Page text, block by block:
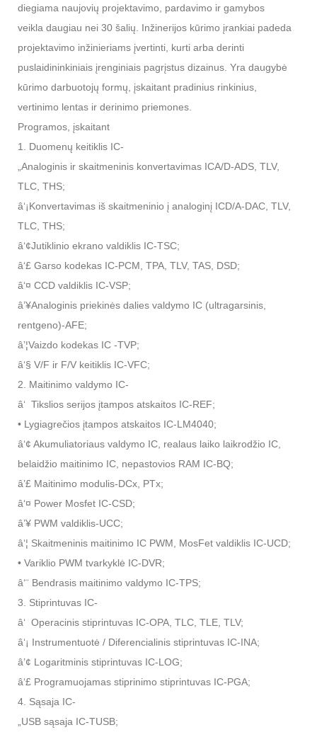
diegiama naujovių projektavimo, pardavimo ir gamybos
veikla daugiau nei 30 šalių. Inžinerijos kūrimo įrankiai padeda
projektavimo inžinieriams įvertinti, kurti arba derinti
puslaidininkiniais įrenginiais pagrįstus dizainus. Yra daugybė
kūrimo darbuotojų formų, įskaitant pradinius rinkinius,
vertinimo lentas ir derinimo priemones.
Programos, įskaitant
1. Duomenų keitiklis IC-
„Analoginis ir skaitmeninis konvertavimas ICA/D-ADS, TLV,
TLC, THS;
â‘¡Konvertavimas iš skaitmeninio į analoginį ICD/A-DAC, TLV,
TLC, THS;
â‘¢Jutiklinio ekrano valdiklis IC-TSC;
â‘£ Garso kodekas IC-PCM, TPA, TLV, TAS, DSD;
â‘¤ CCD valdiklis IC-VSP;
â’¥Analoginis priekinės dalies valdymo IC (ultragarsinis,
rentgeno)-AFE;
â’¦Vaizdo kodekas IC -TVP;
â‘§ V/F ir F/V keitiklis IC-VFC;
2. Maitinimo valdymo IC-
â‘ Tikslios serijos įtampos atskaitos IC-REF;
• Lygiagrečios įtampos atskaitos IC-LM4040;
â‘¢ Akumuliatoriaus valdymo IC, realaus laiko laikrodžio IC,
belaidžio maitinimo IC, nepastovios RAM IC-BQ;
â’£ Maitinimo modulis-DCx, PTx;
â‘¤ Power Mosfet IC-CSD;
â’¥ PWM valdiklis-UCC;
â‘¦ Skaitmeninis maitinimo IC PWM, MosFet valdiklis IC-UCD;
• Variklio PWM tvarkyklė IC-DVR;
â‘¨ Bendrasis maitinimo valdymo IC-TPS;
3. Stiprintuvas IC-
â‘ Operacinis stiprintuvas IC-OPA, TLC, TLE, TLV;
â‘¡ Instrumentuotė / Diferencialinis stiprintuvas IC-INA;
â’¢ Logaritminis stiprintuvas IC-LOG;
â‘£ Programuojamas stiprinimo stiprintuvas IC-PGA;
4. Sąsaja IC-
„USB sąsaja IC-TUSB;